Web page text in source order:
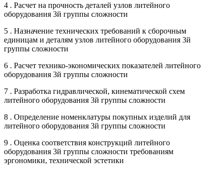
4 . Расчет на прочность деталей узлов литейного
оборудования 3й группы сложности
5 . Назначение технических требований к сборочным
единицам и деталям узлов литейного оборудования 3й
группы сложности
6 . Расчет технико-экономических показателей литейного
оборудования 3й группы сложности
7 . Разработка гидравлической, кинематической схем
литейного оборудования 3й группы сложности
8 . Определение номенклатуры покупных изделий для
литейного оборудования 3й группы сложности
9 . Оценка соответствия конструкций литейного
оборудования 3й группы сложности требованиям
эргономики, технической эстетики